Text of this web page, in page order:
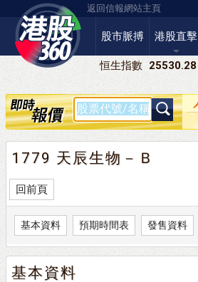
返回信報網站主頁
股市脈搏 港股直擊
恒生指數 25530.28
1779 天辰生物－Ｂ
回前頁
基本資料 預期時間表 發售資料
基本資料